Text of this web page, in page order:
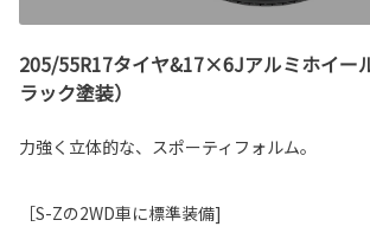
205/55R17タイヤ&17×6Jアルミホイー
ラック塗装）
力強く立体的な、スポーティフォルム。
［S-Zの2WD車に標準装備]